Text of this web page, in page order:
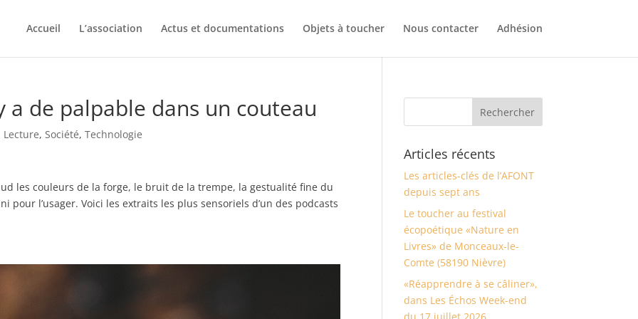
Accueil L’association Actus et documentations Objets à toucher Nous contacter Adhésion
a de palpable dans un couteau
Lecture,Société,Technologie
les couleurs de la forge, le bruit de la trempe, la gestualité fine du
l’usager. Voici les extraits les plus sensoriels d’un des podcasts
Articles récents
Les articles-clés de l’AFONT
depuis sept ans
Le toucher au festival
écopoétique «Nature en
Livres» de Monceaux-le-
Comte (58190 Nièvre)
«Réapprendre à se câliner»,
dans Les Échos Week-end